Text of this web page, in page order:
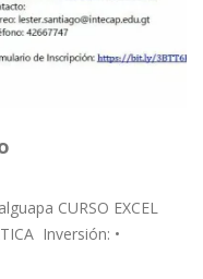
CURSO EXCEL
Inversión: •